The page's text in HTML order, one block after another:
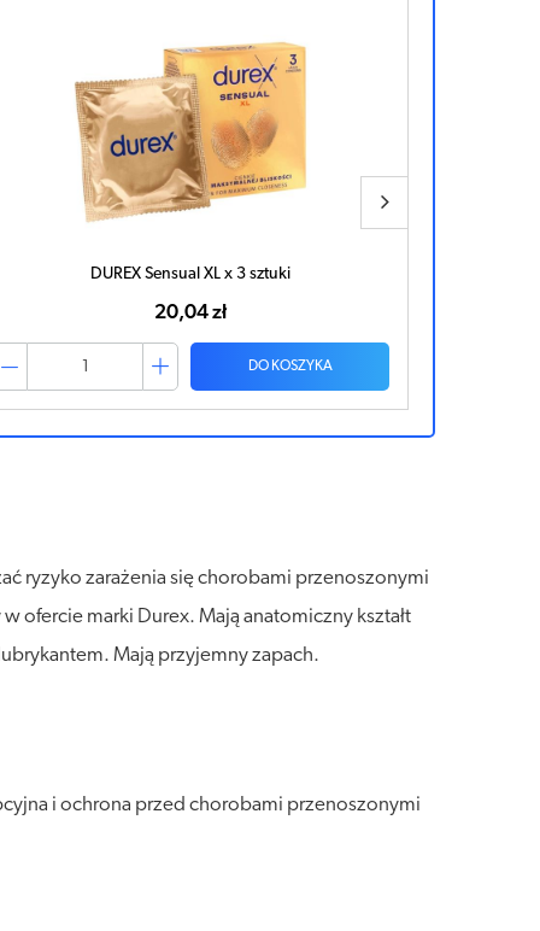
DUREX Sensual Slim x 10 sztuk
53,06 zł
DO KOSZYKA
ryzyko zarażenia się chorobami przenoszonymi
ofercie marki Durex. Mają anatomiczny kształt
Mają przyjemny zapach.
i ochrona przed chorobami przenoszonymi